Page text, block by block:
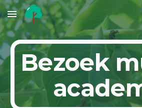
Skip to main content
Bezoek